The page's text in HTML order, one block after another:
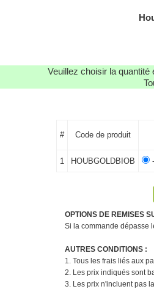
Veuillez choisir la
# Code de produit
1 HOUBGOLDBIOB -
OPTIONS DE REMISES
Si la commande dépasse
AUTRES CONDITIONS :
1. Tous les frais liés aux
2. Les prix indiqués sont
3. Les prix n'incluent pas la